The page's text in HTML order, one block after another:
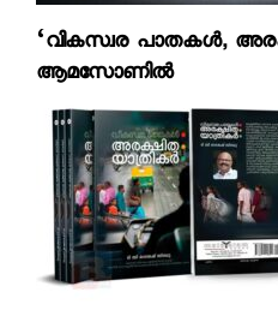
‘വികസ്വര പാതകള്‍,
ആമസോണില്‍